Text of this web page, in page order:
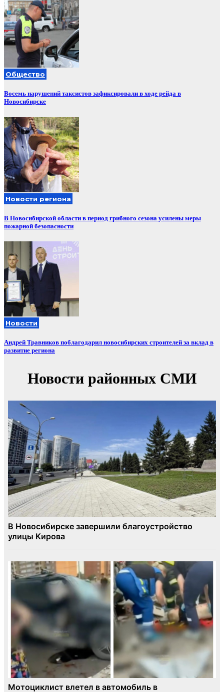
Общество
Восемь нарушений таксистов зафиксировали в ходе рейда в
Новосибирске
Новости региона
В Новосибирской области в период грибного сезона усилены меры
пожарной безопасности
Новости
Андрей Травников поблагодарил новосибирских строителей за вклад в
развитие региона